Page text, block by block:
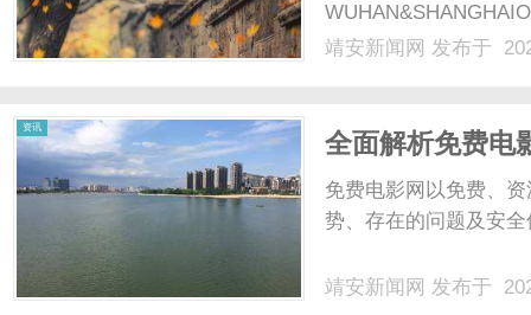
配镜的写字楼眼镜店
靖安新闻网 发布于
资讯
全面解析免费电
免费电影网以免费、
势、存在的问题及安
靖安新闻网 发布于